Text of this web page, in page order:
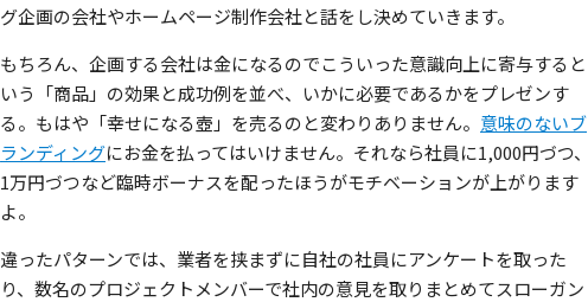
グ企画の会社やホームページ制作会社と話をし決めていきます。
もちろん、企画する会社は金になるのでこういった意識向上に寄与すると
いう「商品」の効果と成功例を並べ、いかに必要であるかをプレゼンす
る。もはや「幸せになる壺」を売るのと変わりありません。 意味のないブ
ランディングにお金を払ってはいけません。それなら社員に1,000円づつ、
1万円づつなど臨時ボーナスを配ったほうがモチベーションが上がります
よ。
違ったパターンでは、業者を挟まずに自社の社員にアンケートを取った
り、数名のプロジェクトメンバーで社内の意見を取りまとめてスローガン